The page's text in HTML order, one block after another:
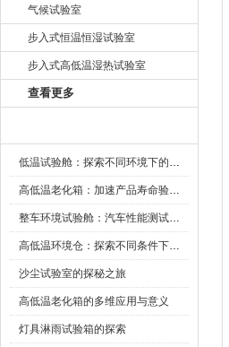
气候试验室
步入式恒温恒湿试验室
步入式高低温湿热试验室
查看更多
低温试验舱：探索不同环境下的科技边界
高低温老化箱：加速产品寿命验证的可靠伙伴
整车环境试验舱：汽车性能测试的设备
高低温环境仓：探索不同条件下的科学奥秘
沙尘试验室的探秘之旅
高低温老化箱的多维应用与意义
灯具淋雨试验箱的探索